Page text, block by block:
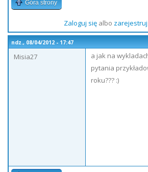
Góra strony
Zaloguj sięalbo zarejestruj
ndz., 08/04/2012 - 17:47
Misia27
a jak na
pytania
roku??? :)